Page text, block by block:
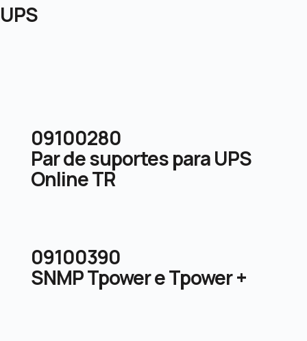
UPS
09100280
Par de suportes para UPS
Online TR
09100390
SNMP Tpower e Tpower +